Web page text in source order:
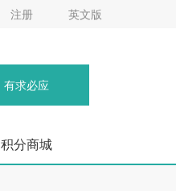
注册 英文版
有求必应
积分商城